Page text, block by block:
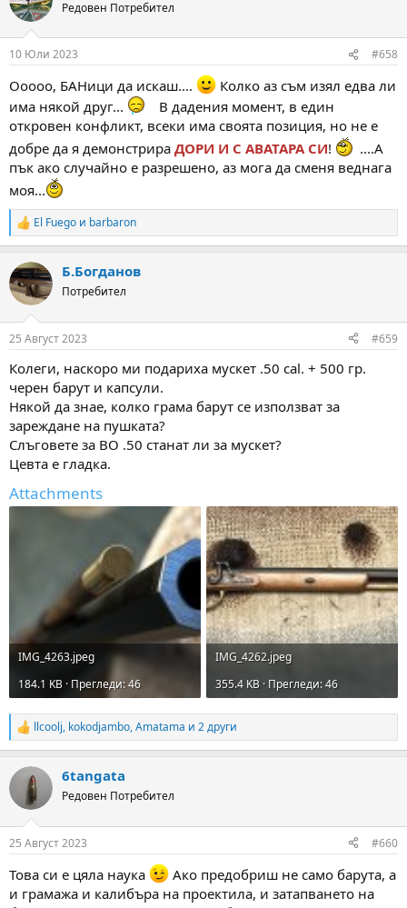
i
s
Редовен Потребител
10 Юли 2023 #658
Ооооо, БАНици да искаш....
Колко аз съм изял едва ли
има някой друг...
В дадения момент, в един
откровен конфликт, всеки има своята позиция, но не е
добре да я демонстрира ДОРИ И С АВАТАРА СИ!
....А
пък ако случайно е разрешено, аз мога да сменя веднага
моя...
R
e
c
t
i
s
El Fuego и barbaron
Б.Богданов
Потребител
25 Август 2023 #659
Колеги, наскоро ми подариха мускет .50 cal. + 500 гр.
черен барут и капсули.
Някой да знае, колко грама барут се използват за
зареждане на пушката?
Слъговете за ВО .50 станат ли за мускет?
Цевта е гладка.
Attachments
IMG_4263.jpeg
184.1 KB · Прегледи: 46
IMG_4262.jpeg
355.4 KB · Прегледи: 46
R
e
c
i
s
llcoolj, kokodjambo,Amatama и 2 други
6tangata
Редовен Потребител
25 Август 2023 #660
Това си е цяла наука
Ако предобриш не само барута, а
и грамажа и калибъра на проектила, и затапването на